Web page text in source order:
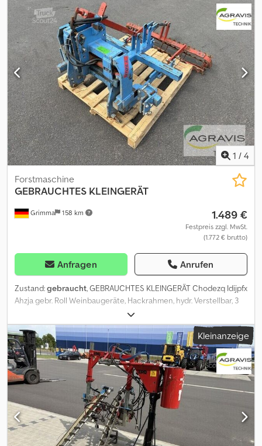
1 / 4
Grimma 158 km
Forstmaschine
GEBRAUCHTES KLEINGERÄT
1.489 €
Festpreis zzgl. MwSt.
(1.772 € brutto)
Anfragen Anrufen
Zustand:gebraucht, GEBRAUCHTES KLEINGERÄT Chodezq Idijpfx
Ahzja gebr. Roll Weinbaugeräte, Hackrahmen, hydr. Verstellbar, 3
Kleinanzeige